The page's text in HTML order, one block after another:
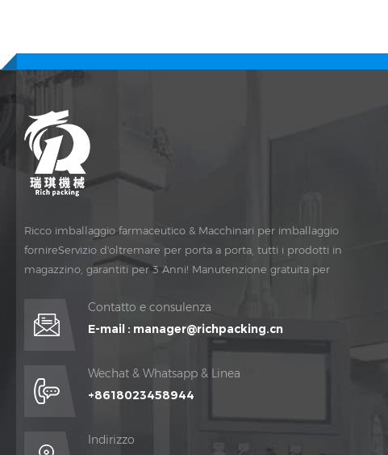
Ricco imballaggio farmaceutico & Macchinari per imballaggio
fornireServizio d'oltremare per porta a porta, tutti i prodotti in
magazzino, garantiti per 3 Anni! Manutenzione gratuita per
Contatto e consulenza
E-mail : manager@richpacking.cn
Wechat & Whatsapp & Linea
+8618023458944
Indirizzo